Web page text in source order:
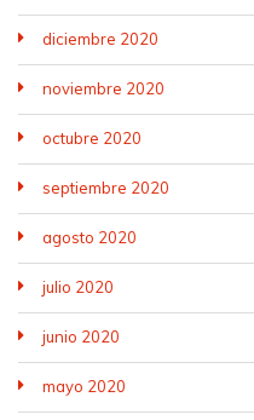
diciembre 2020
noviembre 2020
octubre 2020
septiembre 2020
agosto 2020
julio 2020
junio 2020
mayo 2020